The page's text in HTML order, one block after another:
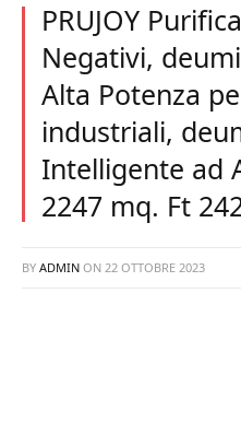
PRUJOY
Negativi,
Alta Potenza
industriali,
Intelligente ad
2247 mq. Ft
BY ADMIN ON 22 OTTOBRE 2023